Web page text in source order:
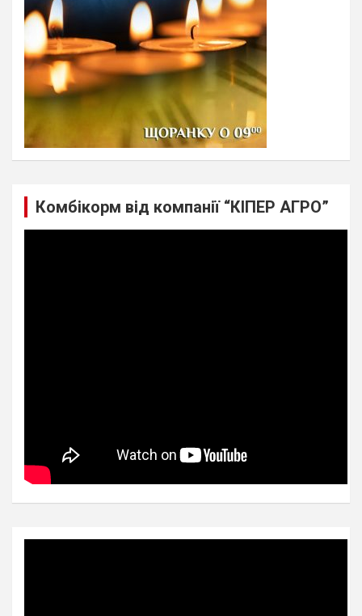
Комбікорм від компанії “КІПЕР АГРО”